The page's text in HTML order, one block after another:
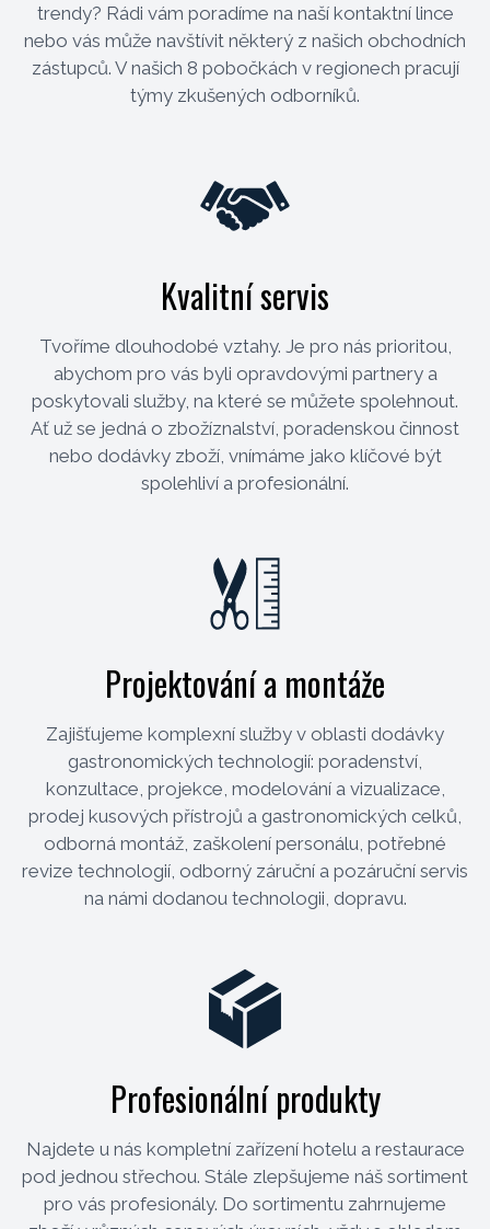
trendy? Rádi vám poradíme na naší kontaktní lince
nebo vás může navštívit některý z našich obchodních
zástupců. V našich 8 pobočkách v regionech pracují
týmy zkušených odborníků.
Kvalitní servis
Tvoříme dlouhodobé vztahy. Je pro nás prioritou,
abychom pro vás byli opravdovými partnery a
poskytovali služby, na které se můžete spolehnout.
Ať už se jedná o zbožíznalství, poradenskou činnost
nebo dodávky zboží, vnímáme jako klíčové být
spolehliví a profesionální.
Projektování a montáže
Zajišťujeme komplexní služby v oblasti dodávky
gastronomických technologií: poradenství,
konzultace, projekce, modelování a vizualizace,
prodej kusových přístrojů a gastronomických celků,
odborná montáž, zaškolení personálu, potřebné
revize technologií, odborný záruční a pozáruční servis
na námi dodanou technologii, dopravu.
Profesionální produkty
Najdete u nás kompletní zařízení hotelu a restaurace
pod jednou střechou. Stále zlepšujeme náš sortiment
pro vás profesionály. Do sortimentu zahrnujeme